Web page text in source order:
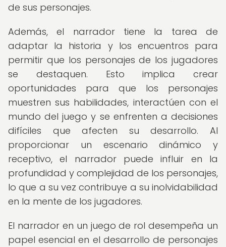
de sus personajes.
Además, el narrador tiene la tarea de
adaptar la historia y los encuentros para
permitir que los personajes de los jugadores
se destaquen. Esto implica crear
oportunidades para que los personajes
muestren sus habilidades, interactúen con el
mundo del juego y se enfrenten a decisiones
difíciles que afecten su desarrollo. Al
proporcionar un escenario dinámico y
receptivo, el narrador puede influir en la
profundidad y complejidad de los personajes,
lo que a su vez contribuye a su inolvidabilidad
en la mente de los jugadores.
El narrador en un juego de rol desempeña un
papel esencial en el desarrollo de personajes